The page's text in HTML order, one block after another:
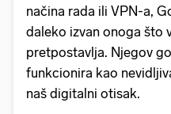
načina rada ili VPN-a,
daleko izvan onoga što
pretpostavlja. Njegov
funkcionira kao
naš digitalni otisak.